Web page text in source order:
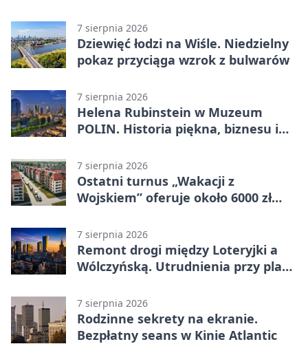
7 sierpnia 2026
Dziewięć łodzi na Wiśle. Niedzielny
pokaz przyciąga wzrok z bulwarów
7 sierpnia 2026
Helena Rubinstein w Muzeum
POLIN. Historia piękna, biznesu i
7 sierpnia 2026
Ostatni turnus „Wakacji z
Wojskiem” oferuje około 6000 zł
7 sierpnia 2026
Remont drogi między Loteryjki a
Wólczyńską. Utrudnienia przy placu
7 sierpnia 2026
Rodzinne sekrety na ekranie.
Bezpłatny seans w Kinie Atlantic